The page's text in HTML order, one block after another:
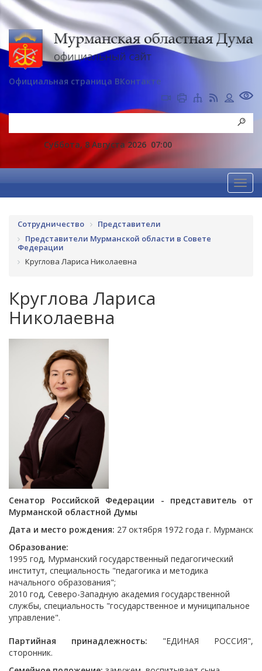
Официальная страница ВКонтакте
Суббота, 8 Августа 2026 07:00
Сотрудничество
Представители
Представители Мурманской области в Совете
Федерации
Круглова Лариса Николаевна
Круглова Лариса
Николаевна
Сенатор Российской Федерации - представитель от
Мурманской областной Думы
Дата и место рождения: 27 октября 1972 года г. Мурманск
Образование:
1995 год, Мурманский государственный педагогический
институт, специальность "педагогика и методика
начального образования";
2010 год, Северо-Западную академия государственной
службы, специальность "государственное и муниципальное
управление".
Партийная принадлежность: "ЕДИНАЯ РОССИЯ",
сторонник.